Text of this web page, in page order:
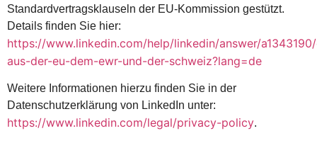
Standardvertragsklauseln der EU-Kommission gestützt.
Details finden Sie hier:
https://www.linkedin.com/help/linkedin/answer/
aus-der-eu-dem-ewr-und-der-schweiz?lang=de
Weitere Informationen hierzu finden Sie in der
Datenschutzerklärung von LinkedIn unter:
https://www.linkedin.com/legal/privacy-policy.